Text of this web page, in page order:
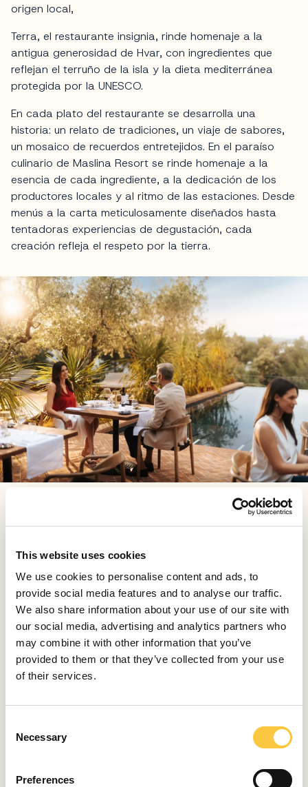
This website uses cookies
We use cookies to personalise content and ads, to
provide social media features and to analyse our traffic.
We also share information about your use of our site with
our social media, advertising and analytics partners who
may combine it with other information that you’ve
provided to them or that they’ve collected from your use
of their services.
Necessary
Preferences
origen local,
Terra, el restaurante insignia, rinde homenaje a la
antigua generosidad de Hvar, con ingredientes que
reflejan el terruño de la isla y la dieta mediterránea
protegida por la UNESCO.
En cada plato del restaurante se desarrolla una
historia: un relato de tradiciones, un viaje de sabores,
un mosaico de recuerdos entretejidos. En el paraíso
culinario de Maslina Resort se rinde homenaje a la
esencia de cada ingrediente, a la dedicación de los
productores locales y al ritmo de las estaciones. Desde
menús a la carta meticulosamente diseñados hasta
tentadoras experiencias de degustación, cada
creación refleja el respeto por la tierra.
Los equisitos vinos franceses de regiones como
Burdeos y Borgoña, forman parte de la colección
selecciones más singulares de Croacia. Para muchos
entusiastas de la navegación, esto por sí solo será
motivo suficiente para visitar el Maslina Resort.
Chic costero: El elegante ambiente
costero de A-Bay
cócteles y tapas abierto de 15.00 a 21.00 todos los
el Adriático al atardecer. Enclavado en la pintoresca
elegante ambiente costero y su relajado ambiente